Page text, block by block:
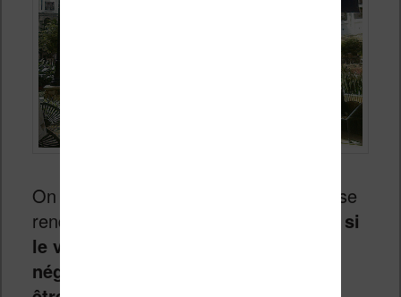
On le dit souvent, mais peu d’éditeurs se
rendent compte de ce qui les attende : si
le virage du numérique est mal
négocié, les conséquences peuvent